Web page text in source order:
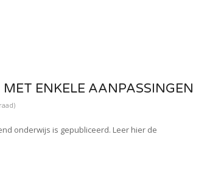
ENKELE AANPASSINGEN
onderwijs is gepubliceerd. Leer hier de